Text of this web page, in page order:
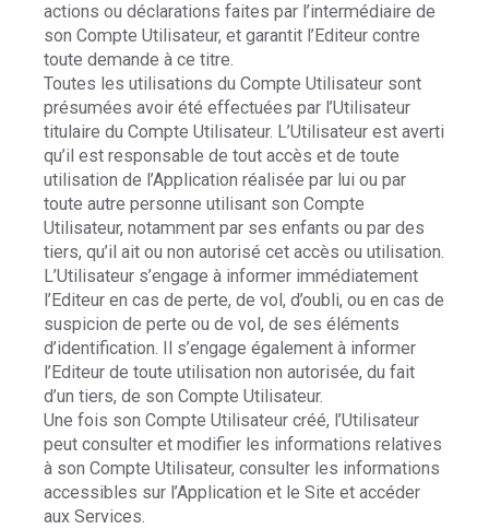
actions ou déclarations faites par l’intermédiaire de
son Compte Utilisateur, et garantit l’Editeur contre
toute demande à ce titre.
Toutes les utilisations du Compte Utilisateur sont
présumées avoir été effectuées par l’Utilisateur
titulaire du Compte Utilisateur. L’Utilisateur est averti
qu’il est responsable de tout accès et de toute
utilisation de l’Application réalisée par lui ou par
toute autre personne utilisant son Compte
Utilisateur, notamment par ses enfants ou par des
tiers, qu’il ait ou non autorisé cet accès ou utilisation.
L’Utilisateur s’engage à informer immédiatement
l’Editeur en cas de perte, de vol, d’oubli, ou en cas de
suspicion de perte ou de vol, de ses éléments
d’identification. Il s’engage également à informer
l’Editeur de toute utilisation non autorisée, du fait
d’un tiers, de son Compte Utilisateur.
Une fois son Compte Utilisateur créé, l’Utilisateur
peut consulter et modifier les informations relatives
à son Compte Utilisateur, consulter les informations
accessibles sur l’Application et le Site et accéder
aux Services.